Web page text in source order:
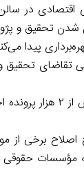
در
شدن تحقیق
پیدا
از گمرک خبر می­رسد که
برخی از
به مؤسسات